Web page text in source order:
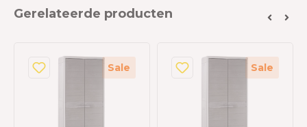
Gerelateerde producten
Sale Sale